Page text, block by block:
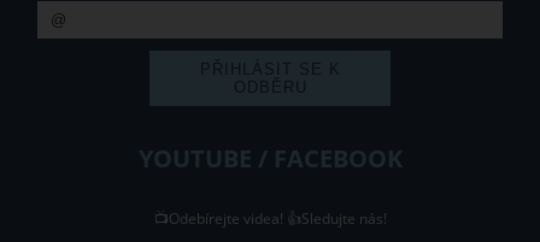
YOUTUBE / FACEBOOK
📺Odebírejte videa! 👍Sledujte nás!